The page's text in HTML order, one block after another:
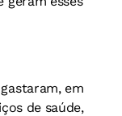
em
de saúde,